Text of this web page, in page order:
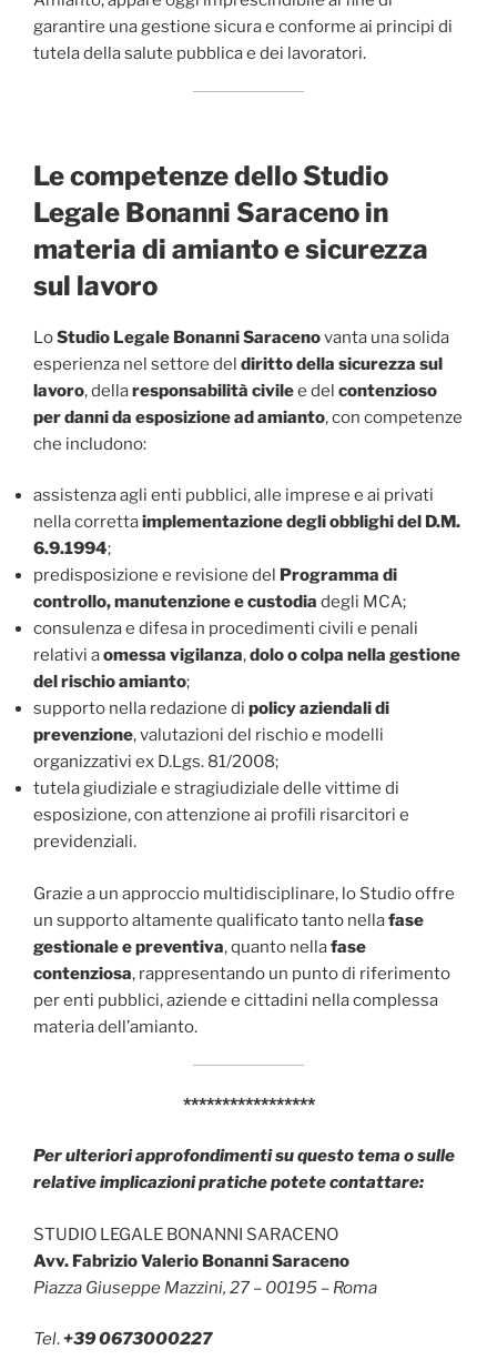
garantire una gestione sicura e conforme ai principi di
tutela della salute pubblica e dei lavoratori.
Le competenze dello Studio
Legale Bonanni Saraceno in
materia di amianto e sicurezza
sul lavoro
LoStudio Legale Bonanni Saracenovanta una solida
esperienza nel settore del diritto della sicurezza sul
lavoro, dellaresponsabilità civilee del contenzioso
per danni da esposizione ad amianto, con competenze
che includono:
assistenza agli enti pubblici, alle imprese e ai privati
nella correttaimplementazione degli obblighi del D.M.
6.9.1994;
predisposizione e revisione del
Programma di
controllo, manutenzione e custodia degli MCA;
consulenza e difesa in procedimenti civili e penali
relativi aomessa vigilanza,dolo o colpa nella gestione
del rischio amianto;
supporto nella redazione di policy aziendali di
prevenzione, valutazioni del rischio e modelli
organizzativi ex D.Lgs. 81/2008;
tutela giudiziale e stragiudiziale delle vittime di
esposizione, con attenzione ai profili risarcitori e
previdenziali.
Grazie a un approccio multidisciplinare, lo Studio offre
un supporto altamente qualificato tanto nellafase
gestionale e preventiva, quanto nellafase
contenziosa, rappresentando un punto di riferimento
per enti pubblici, aziende e cittadini nella complessa
materia dell’amianto.
*****************
Per ulteriori approfondimenti su questo tema o sulle
relative implicazioni pratiche potete contattare:
STUDIO LEGALE BONANNI SARACENO
Avv. Fabrizio Valerio Bonanni Saraceno
Piazza Giuseppe Mazzini, 27 – 00195 – Roma
Tel.+39 0673000227